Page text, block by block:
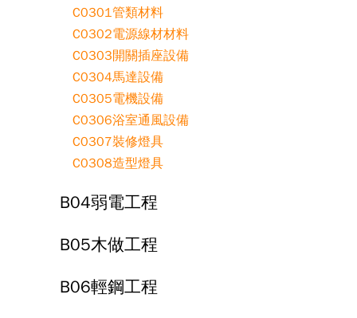
C0301管類材料
C0302電源線材材料
C0303開關插座設備
C0304馬達設備
C0305電機設備
C0306浴室通風設備
C0307裝修燈具
C0308造型燈具
B04弱電工程
B05木做工程
B06輕鋼工程